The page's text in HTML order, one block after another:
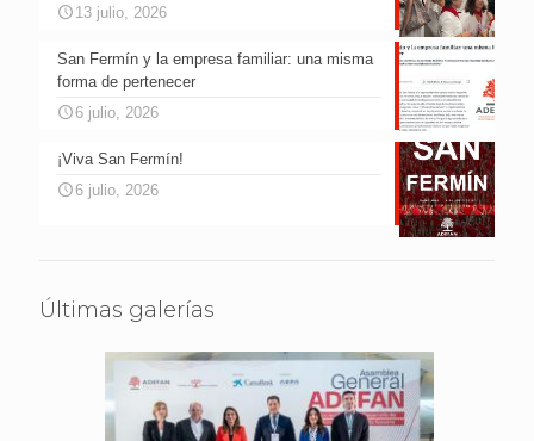
13 julio, 2026
San Fermín y la empresa familiar: una misma
forma de pertenecer
6 julio, 2026
¡Viva San Fermín!
6 julio, 2026
Últimas galerías